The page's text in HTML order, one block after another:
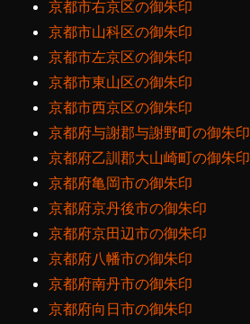
京都市右京区の御朱印
京都市山科区の御朱印
京都市左京区の御朱印
京都市東山区の御朱印
京都市西京区の御朱印
京都府与謝郡与謝野町の御朱印
京都府乙訓郡大山崎町の御朱印
京都府亀岡市の御朱印
京都府京丹後市の御朱印
京都府京田辺市の御朱印
京都府八幡市の御朱印
京都府南丹市の御朱印
京都府向日市の御朱印